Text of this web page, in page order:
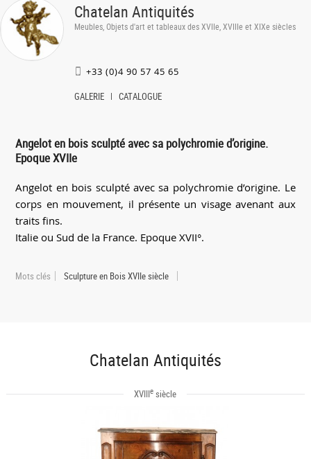
Chatelan Antiquités
Meubles, Objets d'art et tableaux des XVIIe, XVIIIe et XIXe siècles
+33 (0)4 90 57 45 65
GALERIE CATALOGUE
Angelot en bois sculpté avec sa polychromie d’origine.
Epoque XVIIe
Angelot en bois sculpté avec sa polychromie d’origine. Le
corps en mouvement, il présente un visage avenant aux
traits fins.
Italie ou Sud de la France. Epoque XVII°.
Mots clés Sculpture en Bois XVIIe siècle
Chatelan Antiquités
XVIIIe siècle